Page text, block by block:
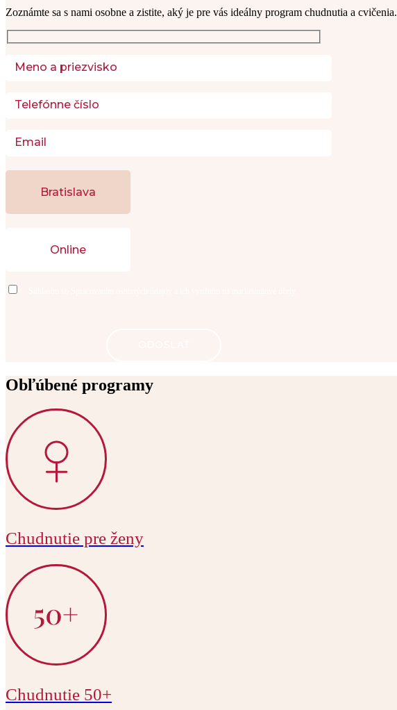
Zoznámte sa s nami osobne a zistite, aký je pre vás ideálny program chudnutia a cvičenia.
Bratislava
Online
Obľúbené programy
Chudnutie pre ženy
Chudnutie 50+